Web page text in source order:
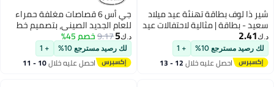
شير ذا لوف بطاقة تهنئة عيد ميلاد
سعيد - بطاقة | مثالية لاحتفالات عيد
الميلاد وصنع لحظات لا تُنسى
د.ك‏2.41
لك رصيد مسترجع 10% + 1
احصل عليه خلال 12 - 13
جي أس 6 قصاصات مغلفة حمراء
للعام الجديد الصيني، بتصميم خط
مذهب، تستخدم في عيد الربيع
والمناسبات الزفافية.
د.ك‏5
9.17خصم 45%
لك رصيد مسترجع 10% + 1
احصل عليه خلال 10 - 11